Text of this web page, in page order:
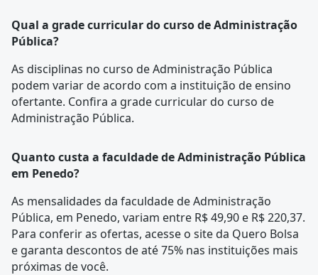
Qual a grade curricular do curso de Administração
Pública?
As disciplinas no curso de Administração Pública
podem variar de acordo com a instituição de ensino
ofertante. Confira a grade curriculardo curso de
Administração Pública.
Quanto custa a faculdade de Administração Pública
em Penedo?
As mensalidades da faculdade de Administração
Pública, em Penedo, variam entre R$ 49,90 e R$ 220,37.
Para conferir as ofertas, acesse o site da Quero Bolsa
e garanta descontos de até 75% nas instituições mais
próximas de você.